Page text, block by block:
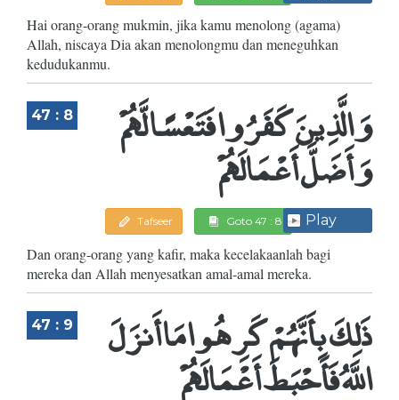
Hai orang-orang mukmin, jika kamu menolong (agama)
Allah, niscaya Dia akan menolongmu dan meneguhkan
kedudukanmu.
47 : 8 وَالَّذِينَ كَفَرُوا فَتَعْسًا لَّهُمْ
وَأَضَلَّ أَعْمَالَهُمْ
Tafseer Goto 47 : 8 Play
Dan orang-orang yang kafir, maka kecelakaanlah bagi
mereka dan Allah menyesatkan amal-amal mereka.
47 : 9 ذَلِكَ بِأَنَّهُمْ كَرِهُوا مَا أَنزَلَ
اللَّهُ فَأَحْبَطَ أَعْمَالَهُمْ